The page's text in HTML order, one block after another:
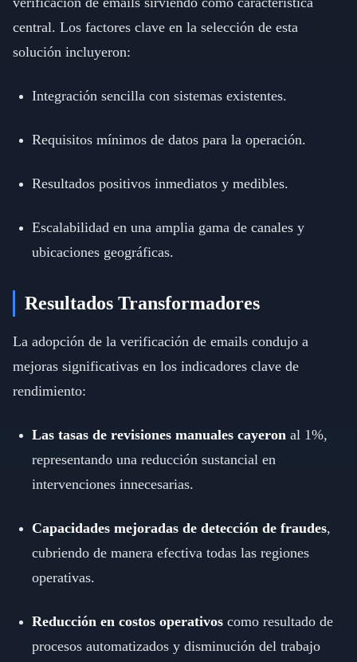
central. Los factores clave en la selección de esta
solución incluyeron:
Integración sencilla con sistemas existentes.
Requisitos mínimos de datos para la operación.
Resultados positivos inmediatos y medibles.
Escalabilidad en una amplia gama de canales y
ubicaciones geográficas.
Resultados Transformadores
La adopción de la verificación de emails condujo a
mejoras significativas en los indicadores clave de
rendimiento:
Las tasas de revisiones manuales cayeron al 1%,
representando una reducción sustancial en
intervenciones innecesarias.
Capacidades mejoradas de detección de fraudes,
cubriendo de manera efectiva todas las regiones
operativas.
Reducción en costos operativos como resultado de
procesos automatizados y disminución del trabajo